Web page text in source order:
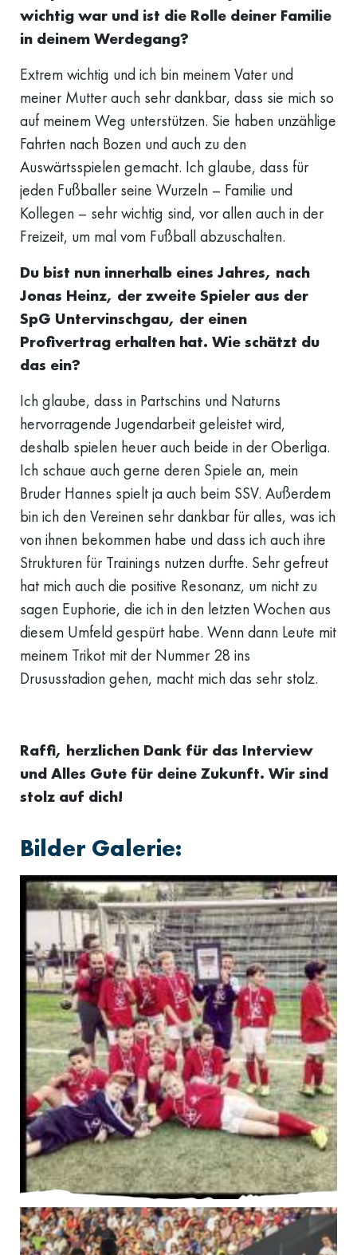
wichtig war und ist die Rolle deiner Familie
in deinem Werdegang?
Extrem wichtig und ich bin meinem Vater und
meiner Mutter auch sehr dankbar, dass sie mich so
auf meinem Weg unterstützen. Sie haben unzählige
Fahrten nach Bozen und auch zu den
Auswärtsspielen gemacht. Ich glaube, dass für
jeden Fußballer seine Wurzeln – Familie und
Kollegen – sehr wichtig sind, vor allen auch in der
Freizeit, um mal vom Fußball abzuschalten.
Du bist nun innerhalb eines Jahres, nach
Jonas Heinz, der zweite Spieler aus der
SpG Untervinschgau, der einen
Profivertrag erhalten hat. Wie schätzt du
das ein?
Ich glaube, dass in Partschins und Naturns
hervorragende Jugendarbeit geleistet wird,
deshalb spielen heuer auch beide in der Oberliga.
Ich schaue auch gerne deren Spiele an, mein
Bruder Hannes spielt ja auch beim SSV. Außerdem
bin ich den Vereinen sehr dankbar für alles, was ich
von ihnen bekommen habe und dass ich auch ihre
Strukturen für Trainings nutzen durfte. Sehr gefreut
hat mich auch die positive Resonanz, um nicht zu
sagen Euphorie, die ich in den letzten Wochen aus
diesem Umfeld gespürt habe. Wenn dann Leute mit
meinem Trikot mit der Nummer 28 ins
Drususstadion gehen, macht mich das sehr stolz.
Raffi, herzlichen Dank für das Interview
und Alles Gute für deine Zukunft. Wir sind
stolz auf dich!
Bilder Galerie: